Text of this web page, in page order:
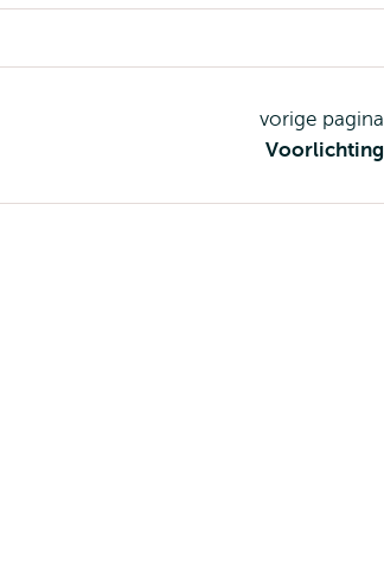
vorige pagina
Voorlichting